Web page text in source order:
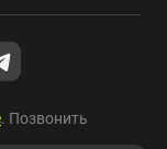
. Позвонить